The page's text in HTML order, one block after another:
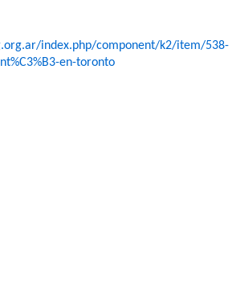
index.php/component/k2/item/538-
en-toronto